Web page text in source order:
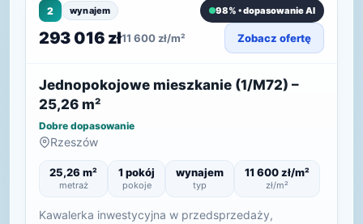
2 wynajem 98% • dopasowanie AI
293 016 zł11 600 zł/m² Zobacz ofertę
Jednopokojowe mieszkanie (1/M72) –
25,26 m²
Dobre dopasowanie
Rzeszów
25,26 m²
metraż
1 pokój
pokoje
wynajem
typ
11 600 zł/m²
zł/m²
Kawalerka inwestycyjna w przedsprzedaży,